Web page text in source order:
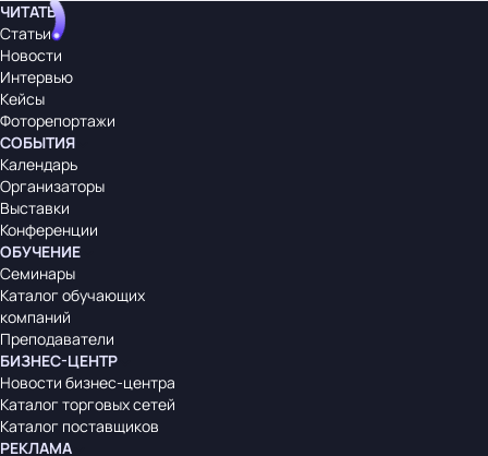
ЧИТАТЬ
Статьи
Новости
Интервью
Кейсы
Фоторепортажи
СОБЫТИЯ
Календарь
Организаторы
Выставки
Конференции
ОБУЧЕНИЕ
Семинары
Каталог обучающих
компаний
Преподаватели
БИЗНЕС-ЦЕНТР
Новости бизнес-центра
Каталог торговых сетей
Каталог поставщиков
РЕКЛАМА